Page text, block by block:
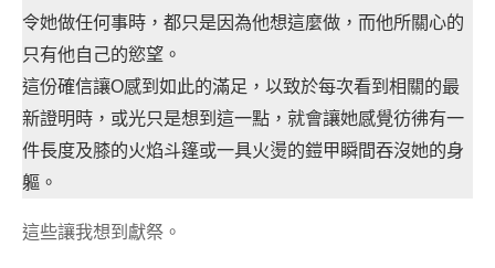
令她做任何事時，都只是因為他想這麼做，而他所關心的
只有他自己的慾望。
這份確信讓O感到如此的滿足，以致於每次看到相關的最
新證明時，或光只是想到這一點，就會讓她感覺彷彿有一
件長度及膝的火焰斗篷或一具火燙的鎧甲瞬間吞沒她的身
軀。
這些讓我想到獻祭。